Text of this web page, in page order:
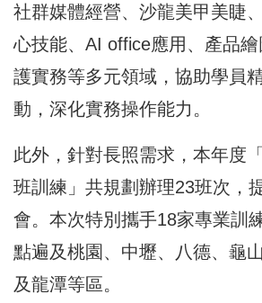
社群媒體經營、沙龍美甲美睫
心技能、AI office應用、產品
護實務等多元領域，協助學員
動，深化實務操作能力。
此外，針對長照需求，本年度
班訓練」共規劃辦理23班次，
會。本次特別攜手18家專業訓
點遍及桃園、中壢、八德、龜
及龍潭等區。